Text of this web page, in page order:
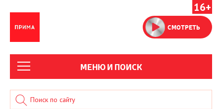
16+
СМОТРЕТЬ
МЕНЮ И ПОИСК